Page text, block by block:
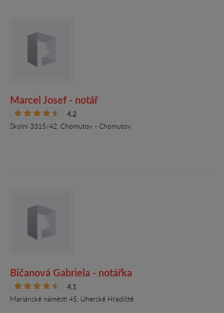
Marcel Josef - notář
4.2
Školní 3315/42, Chomutov - Chomutov
Bičanová Gabriela - notářka
4.1
Mariánské náměstí 45, Uherské Hradiště